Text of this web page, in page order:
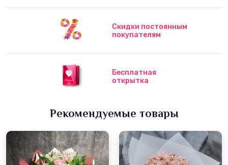
Скидки постоянным
покупателям
Бесплатная
открытка
Рекомендуемые товары